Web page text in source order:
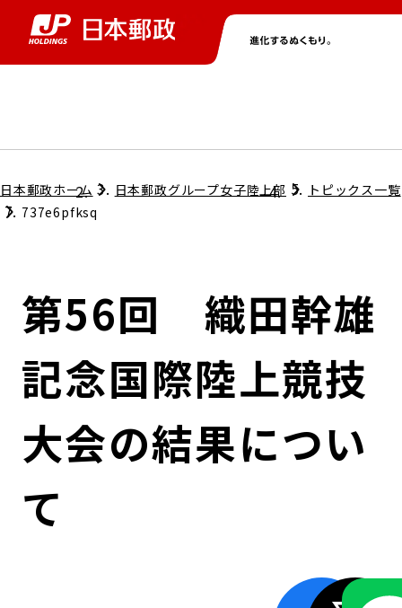
グループ情報トップ
コンプライアンス
ガバナンス
ローカル共創イニシアティブ
関連事業
株主・投資家情報トップ
個人投資家のみなさまへ
株式情報
IRカレンダー
ニューストップ
サステナビリティトップ
担当役員メッセージ
サステナビリティマネジメント
社会
採用情報トップ
日本郵政ホーム 日本郵政グループ女子陸上部
トピックス一覧
737e6pfksq
第56回 織田幹雄
記念国際陸上競技
大会の結果につい
て